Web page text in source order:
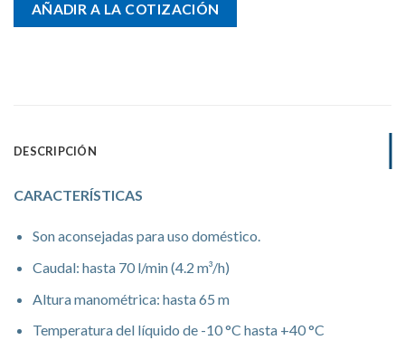
AÑADIR A LA COTIZACIÓN
DESCRIPCIÓN
CARACTERÍSTICAS
Son aconsejadas para uso doméstico.
Caudal: hasta 70 l/min (4.2 m³/h)
Altura manométrica: hasta 65 m
Temperatura del líquido de -10 °C hasta +40 °C